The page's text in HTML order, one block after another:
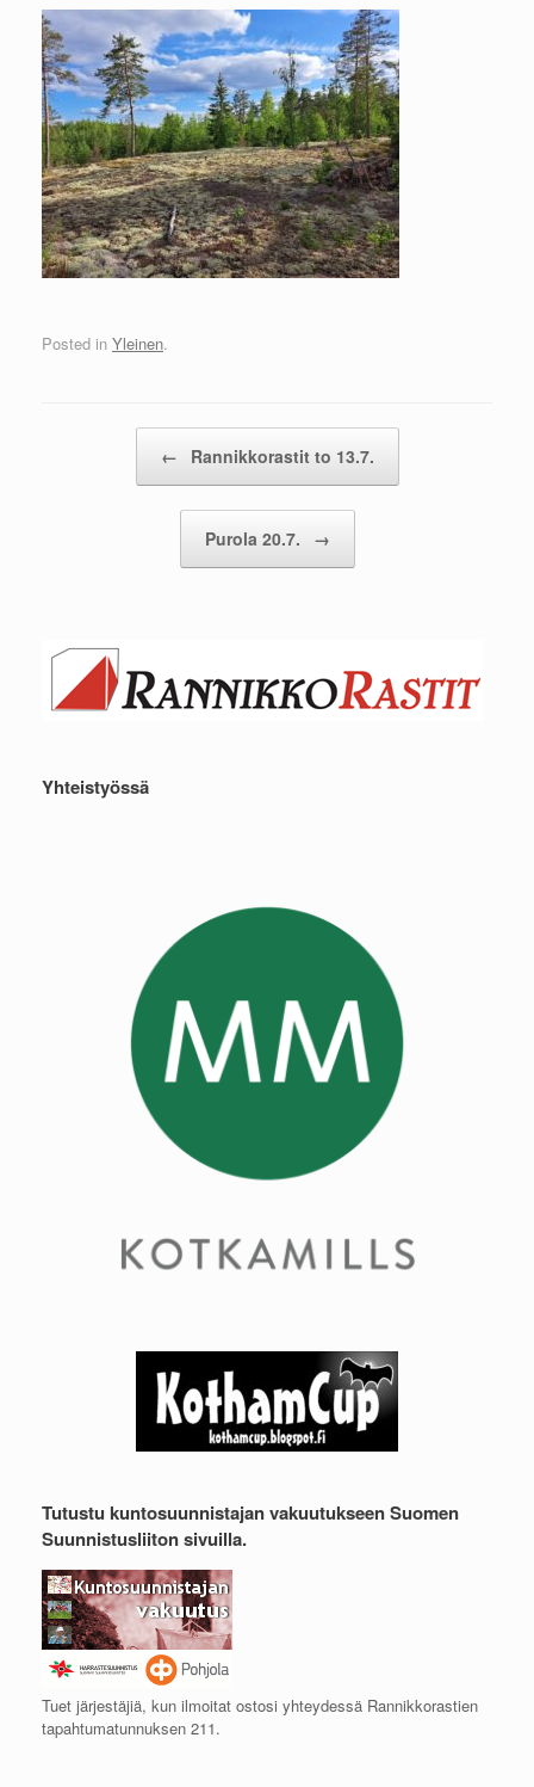
Posted in Yleinen.
← Rannikkorastit to 13.7.
Purola 20.7. →
Yhteistyössä
Tutustu kuntosuunnistajan vakuutukseen Suomen
Suunnistusliiton sivuilla.
Tuet järjestäjiä, kun ilmoitat ostosi yhteydessä Rannikkorastien
tapahtumatunnuksen 211.